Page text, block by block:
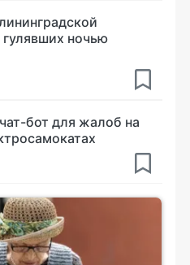
ночью
бот для жалоб на